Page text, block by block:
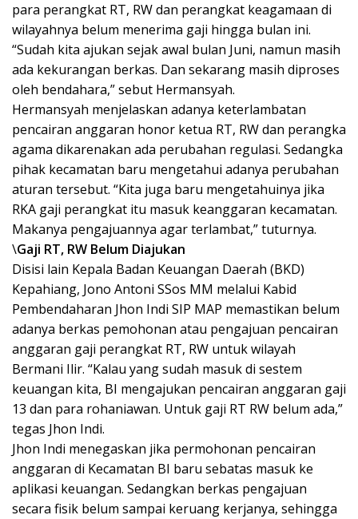
para perangkat RT, RW dan perangkat keagamaan di
wilayahnya belum menerima gaji hingga bulan ini.
“Sudah kita ajukan sejak awal bulan Juni, namun masih
ada kekurangan berkas. Dan sekarang masih diproses
oleh bendahara,” sebut Hermansyah.
Hermansyah menjelaskan adanya keterlambatan
pencairan anggaran honor ketua RT, RW dan perangka
agama dikarenakan ada perubahan regulasi. Sedangka
pihak kecamatan baru mengetahui adanya perubahan
aturan tersebut. “Kita juga baru mengetahuinya jika
RKA gaji perangkat itu masuk keanggaran kecamatan.
Makanya pengajuannya agar terlambat,” tuturnya.
\Gaji RT, RW Belum Diajukan
Disisi lain Kepala Badan Keuangan Daerah (BKD)
Kepahiang, Jono Antoni SSos MM melalui Kabid
Pembendaharan Jhon Indi SIP MAP memastikan belum
adanya berkas pemohonan atau pengajuan pencairan
anggaran gaji perangkat RT, RW untuk wilayah
Bermani Ilir. “Kalau yang sudah masuk di sestem
keuangan kita, BI mengajukan pencairan anggaran gaji
13 dan para rohaniawan. Untuk gaji RT RW belum ada,”
tegas Jhon Indi.
Jhon Indi menegaskan jika permohonan pencairan
anggaran di Kecamatan BI baru sebatas masuk ke
aplikasi keuangan. Sedangkan berkas pengajuan
secara fisik belum sampai keruang kerjanya, sehingga